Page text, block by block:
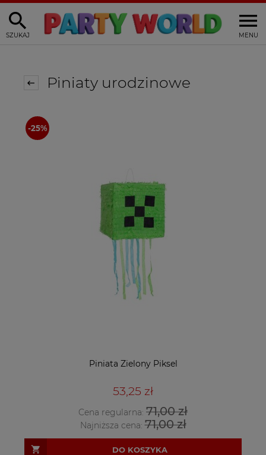
MENU
SZUKAJ
Piniaty urodzinowe
Piniata Zielony Piksel
53,25 zł
Cena regularna: 71,00 zł
Najniższa cena:71,00 zł
DO KOSZYKA